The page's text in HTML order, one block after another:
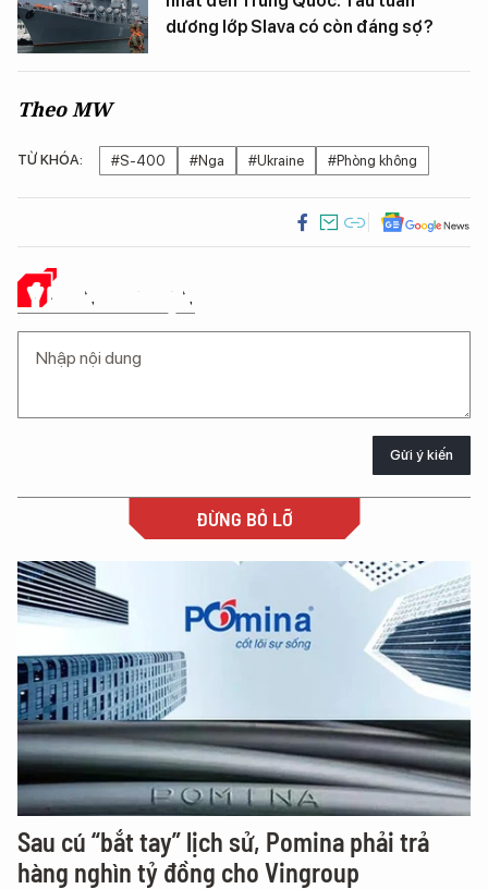
dương lớp Slava có còn đáng sợ?
Theo MW
TỪ KHÓA: #S-400 #Nga #Ukraine #Phòng không
Ý KIẾN CỦA BẠN
Gửi ý kiến
ĐỪNG BỎ LỠ
Sau cú “bắt tay” lịch sử, Pomina phải trả
hàng nghìn tỷ đồng cho Vingroup